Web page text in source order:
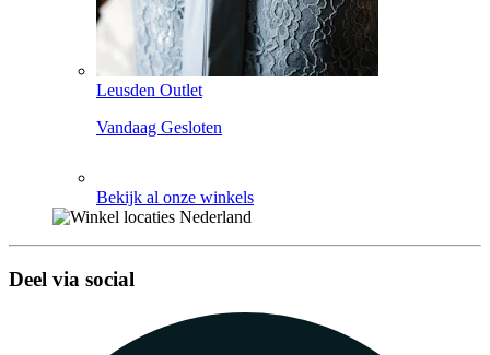
Leusden Outlet
Vandaag Gesloten
Bekijk al onze winkels
Deel via social